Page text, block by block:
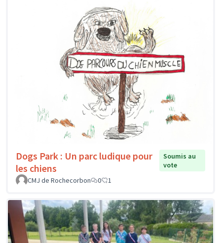
Dogs Park : Un parc ludique pour
les chiens
Soumis au
vote
CMJ de Rochecorbon
0 1